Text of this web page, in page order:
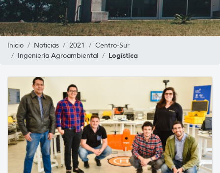
Inicio Noticias 2021
Centro-Sur
Ingeniería Agroambiental
Logística